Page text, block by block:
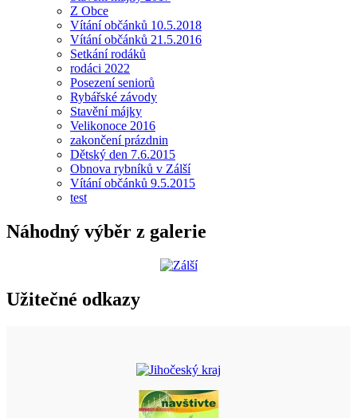
Z Obce
Vítání občánků 10.5.2018
Vítání občánků 21.5.2016
Setkání rodáků
rodáci 2022
Posezení seniorů
Rybářské závody
Stavění májky
Velikonoce 2016
zakončení prázdnin
Dětský den 7.6.2015
Obnova rybníků v Zálší
Vítání občánků 9.5.2015
test
Náhodný výběr z galerie
Užitečné odkazy